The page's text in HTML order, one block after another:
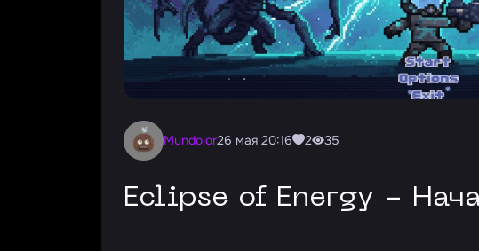
Mundolor26 мая 20:16 2 35
Eclipse of Energy -